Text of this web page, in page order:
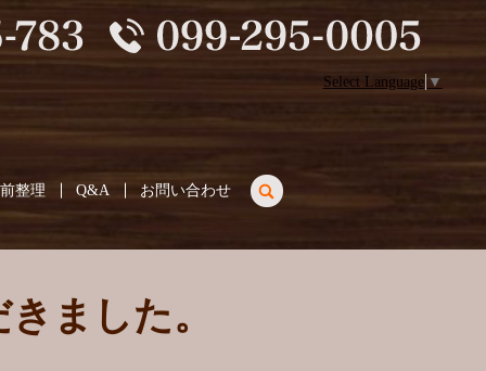
整理 Q&A お問い合わせ search
Select Language ▼
ました。